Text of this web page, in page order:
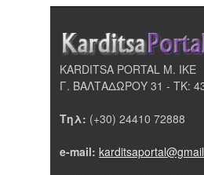
KARDITSA PORTAL Μ. ΙΚΕ
Γ. ΒΑΛΤΑΔΩΡΟΥ 31 - ΤΚ:
Τηλ: (+30) 24410 72888
e-mail: